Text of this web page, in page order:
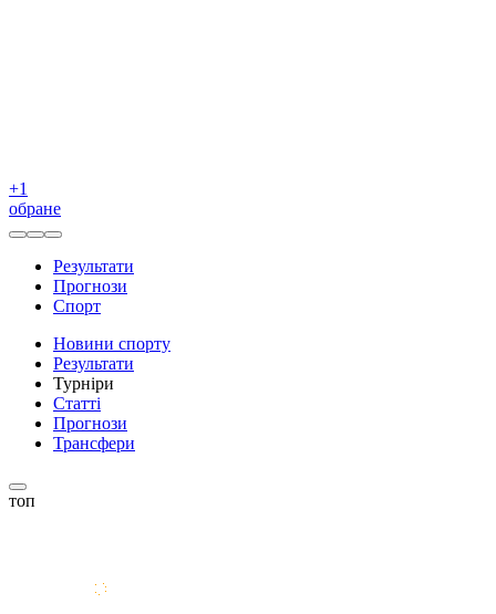
+1
обране
Результати
Прогнози
Спорт
Новини спорту
Результати
Турніри
Статті
Прогнози
Трансфери
топ